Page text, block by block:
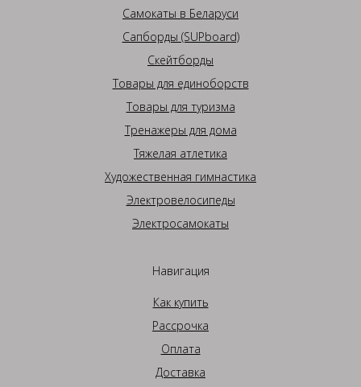
Самокаты в Беларуси
Сапборды (SUPboard)
Скейтборды
Товары для единоборств
Товары для туризма
Тренажеры для дома
Тяжелая атлетика
Художественная гимнастика
Электровелосипеды
Электросамокаты
Навигация
Как купить
Рассрочка
Оплата
Доставка